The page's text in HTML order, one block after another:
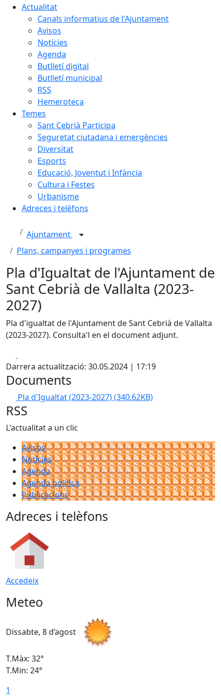
Actualitat
Canals informatius de l'Ajuntament
Avisos
Notícies
Agenda
Butlletí digital
Butlletí municipal
RSS
Hemeroteca
Temes
Sant Cebrià Participa
Seguretat ciutadana i emergències
Diversitat
Esports
Educació, Joventut i Infància
Cultura i Festes
Urbanisme
Adreces i telèfons
Ajuntament
Plans, campanyes i programes
Pla d'Igualtat de l'Ajuntament de
Sant Cebrià de Vallalta (2023-
2027)
Pla d'igualtat de l'Ajuntament de Sant Cebrià de Vallalta
(2023-2027). Consulta'l en el document adjunt.
Darrera actualització: 30.05.2024 | 17:19
Documents
Pla d'Igualtat (2023-2027)(340.62KB)
RSS
L'actualitat a un clic
Avisos
Notícies
Agenda
Agenda política
Publicacions
Adreces i telèfons
Accedeix
Meteo
Dissabte, 8 d’agost
T.Màx: 32°
T.Min: 24°
1